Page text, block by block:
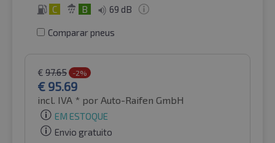
C B 69 dB
Comparar pneus
€ 97.65 -2%
€ 95.69
incl. IVA * por Auto-Raifen GmbH
EM ESTOQUE
Envio gratuito